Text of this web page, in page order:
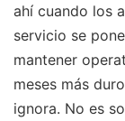
ahí cuando los
servicio se
mantener
meses más
ignora. No es